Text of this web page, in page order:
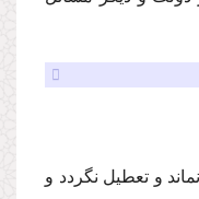
و تعطیل نگردد و